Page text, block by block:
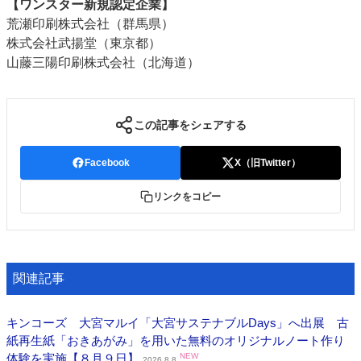
特集・デジタル印刷 アイデアで勝負！ ～多様なビジネス・多彩な商材～
JAPAN PACK 2023 特集
中古印刷機・製本機特集
特集・デジタル印刷 ～ 新成長軌道を描く
案内
JFPI印刷用語集 印刷機材年鑑
運営
会社案内
購読・購入申し込み
サイトポリシー
【ワンスター新規認定企業】
荒瀬印刷株式会社（群馬県）
株式会社武揚堂（東京都）
山藤三陽印刷株式会社（北海道）
この記事をシェアする
Facebook X（旧Twitter）
リンクをコピー
関連記事
キンコーズ 大宮マルイ「大宮サステナブルDays」へ出展 古
紙再生紙「おきあがみ」を用いた無料のオリジナルノート作り
体験を実施【８月９日】
NEW